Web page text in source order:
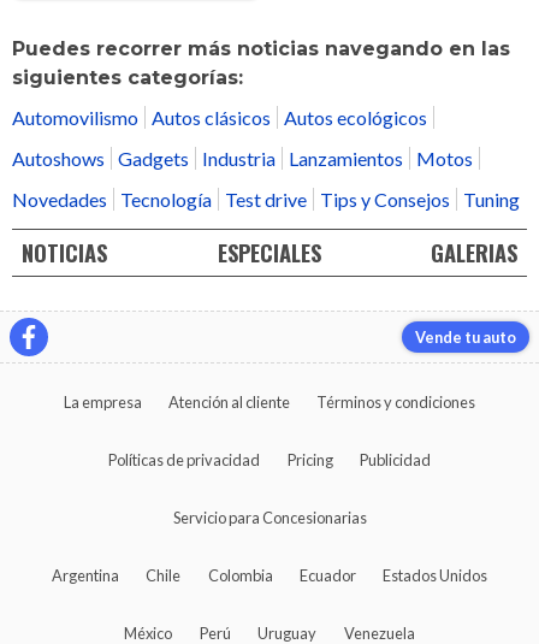
Puedes recorrer más noticias navegando en las
siguientes categorías:
Automovilismo Autos clásicos
Autos ecológicos
Autoshows
Gadgets Industria Lanzamientos
Motos
Novedades
Tecnología Test drive Tips y Consejos Tuning
NOTICIAS ESPECIALES GALERIAS
Vende tu auto
La empresa Atención al cliente Términos y condiciones
Políticas de privacidad Pricing Publicidad
Servicio para Concesionarias
Argentina Chile Colombia Ecuador Estados Unidos
México Perú Uruguay Venezuela